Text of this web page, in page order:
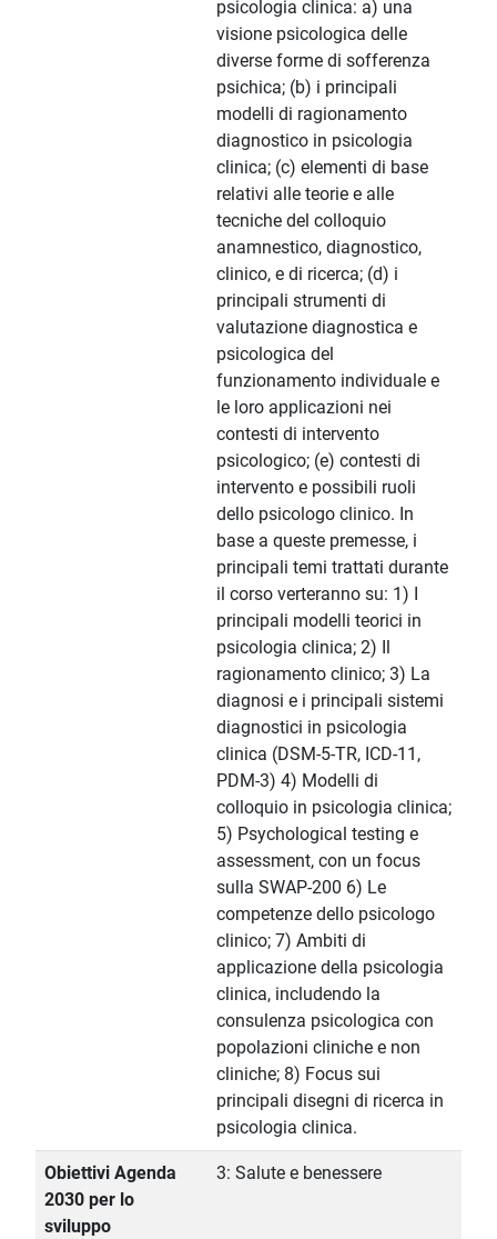
psicologia clinica: a) una
visione psicologica delle
diverse forme di sofferenza
psichica; (b) i principali
modelli di ragionamento
diagnostico in psicologia
clinica; (c) elementi di base
relativi alle teorie e alle
tecniche del colloquio
anamnestico, diagnostico,
clinico, e di ricerca; (d) i
principali strumenti di
valutazione diagnostica e
psicologica del
funzionamento individuale e
le loro applicazioni nei
contesti di intervento
psicologico; (e) contesti di
intervento e possibili ruoli
dello psicologo clinico. In
base a queste premesse, i
principali temi trattati durante
il corso verteranno su: 1) I
principali modelli teorici in
psicologia clinica; 2) Il
ragionamento clinico; 3) La
diagnosi e i principali sistemi
diagnostici in psicologia
clinica (DSM-5-TR, ICD-11,
PDM-3) 4) Modelli di
colloquio in psicologia clinica;
5) Psychological testing e
assessment, con un focus
sulla SWAP-200 6) Le
competenze dello psicologo
clinico; 7) Ambiti di
applicazione della psicologia
clinica, includendo la
consulenza psicologica con
popolazioni cliniche e non
cliniche; 8) Focus sui
principali disegni di ricerca in
psicologia clinica.
Obiettivi Agenda
2030 per lo
sviluppo
3: Salute e benessere